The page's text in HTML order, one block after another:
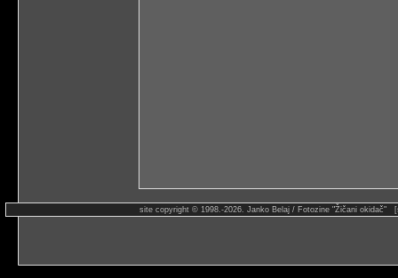
site copyright © 1998.-2026. Janko Belaj / Fotozine "Žičani okidač"